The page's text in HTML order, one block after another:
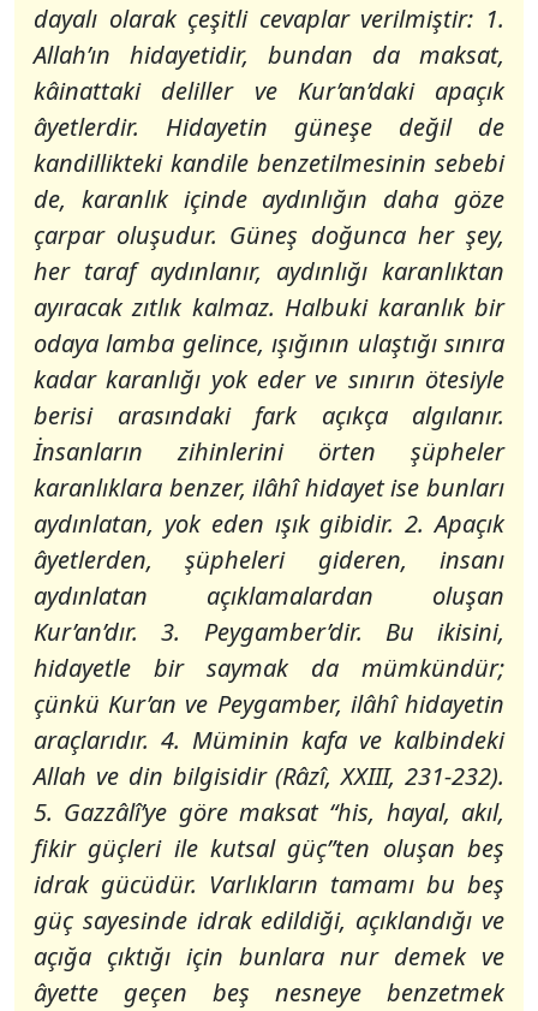
dayalı olarak çeşitli cevaplar verilmiştir: 1.
Allah’ın hidayetidir, bundan da maksat,
kâinattaki deliller ve Kur’an’daki apaçık
âyetlerdir. Hidayetin güneşe değil de
kandillikteki kandile benzetilmesinin sebebi
de, karanlık içinde aydınlığın daha göze
çarpar oluşudur. Güneş doğunca her şey,
her taraf aydınlanır, aydınlığı karanlıktan
ayıracak zıtlık kalmaz. Halbuki karanlık bir
odaya lamba gelince, ışığının ulaştığı sınıra
kadar karanlığı yok eder ve sınırın ötesiyle
berisi arasındaki fark açıkça algılanır.
İnsanların zihinlerini örten şüpheler
karanlıklara benzer, ilâhî hidayet ise bunları
aydınlatan, yok eden ışık gibidir. 2. Apaçık
âyetlerden, şüpheleri gideren, insanı
aydınlatan açıklamalardan oluşan
Kur’an’dır. 3. Peygamber’dir. Bu ikisini,
hidayetle bir saymak da mümkündür;
çünkü Kur’an ve Peygamber, ilâhî hidayetin
araçlarıdır. 4. Müminin kafa ve kalbindeki
Allah ve din bilgisidir (Râzî, XXIII, 231-232).
5. Gazzâlî’ye göre maksat “his, hayal, akıl,
fikir güçleri ile kutsal güç”ten oluşan beş
idrak gücüdür. Varlıkların tamamı bu beş
güç sayesinde idrak edildiği, açıklandığı ve
açığa çıktığı için bunlara nur demek ve
âyette geçen beş nesneye benzetmek